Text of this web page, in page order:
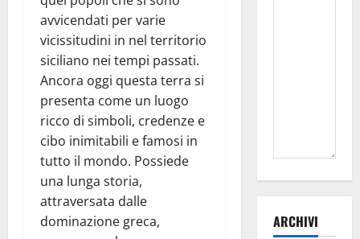
avvicendati per varie
vicissitudini in nel territorio
siciliano nei tempi passati.
Ancora oggi questa terra si
presenta come un luogo
ricco di simboli, credenze e
cibo inimitabili e famosi in
tutto il mondo. Possiede
una lunga storia,
attraversata dalle
dominazione greca,
ARCHIVI